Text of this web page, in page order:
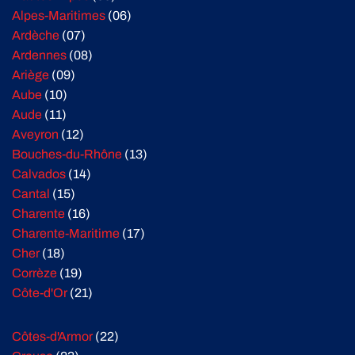
Alpes-Maritimes (06)
Ardèche (07)
Ardennes (08)
Ariège (09)
Aube (10)
Aude (11)
Aveyron (12)
Bouches-du-Rhône (13)
Calvados (14)
Cantal (15)
Charente (16)
Charente-Maritime (17)
Cher(18)
Corrèze (19)
Côte-d'Or(21)
Côtes-d'Armor(22)